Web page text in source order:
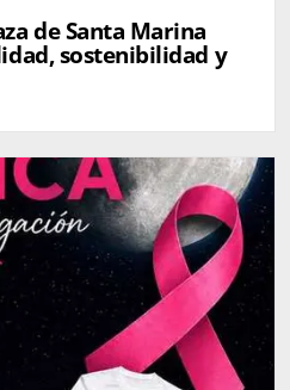
de Santa Marina
sostenibilidad y